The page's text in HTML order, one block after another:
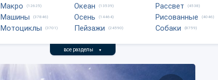
Макро (12625)
Машины (37846)
Мотоциклы (3701)
Океан (13539)
Осень (14464)
Пейзажи (24590)
Рассвет (4538)
Рисованные (4046)
Собаки (8759)
все разделы ▼